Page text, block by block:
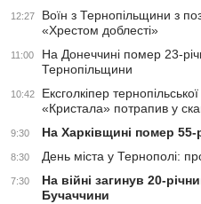
12:27
Воїн з Тернопільщини з
«Хрестом доблесті»
11:00
На Донеччині помер 23-
Тернопільщини
10:42
Ексголкіпер
«Кристала» потрапив у
9:30 На Харківщині помер 55-
8:30 День міста у Тернополі:
7:30
На війні загинув 20-
Бучаччини